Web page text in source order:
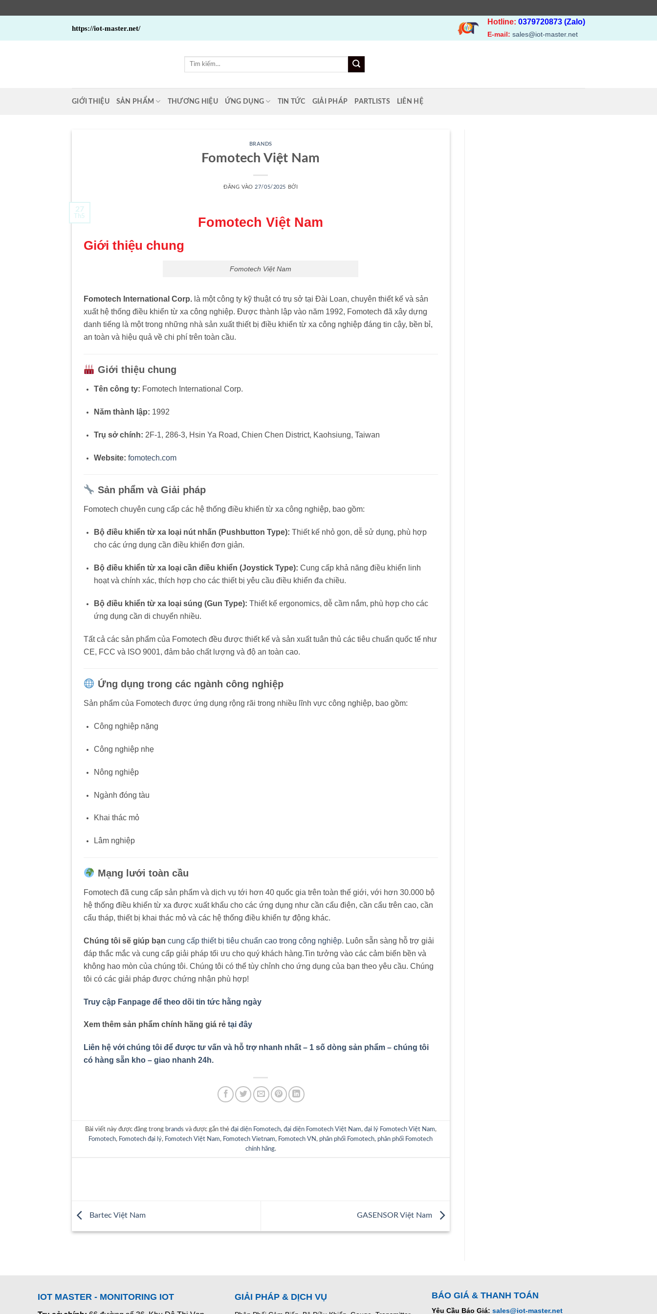
https://iot-master.net/
Hotline: 0379720873 (Zalo)
E-mail: sales@iot-master.net
Tìm
GIỚI THIỆU SẢN PHẨM THƯƠNG HIỆU ỨNG DỤNG TIN TỨC GIẢI PHÁP PARTLISTS LIÊN HỆ
BRANDS
Fomotech Việt Nam
ĐĂNG VÀO 27/05/2025 BỞI
27
Th5 Fomotech Việt Nam
Giới thiệu chung
Fomotech Việt Nam
Fomotech International Corp. là một công ty kỹ thuật có trụ sở tại Đài Loan, chuyên thiết kế và sản
xuất hệ thống điều khiển từ xa công nghiệp. Được thành lập vào năm 1992, Fomotech đã xây dựng
danh tiếng là một trong những nhà sản xuất thiết bị điều khiển từ xa công nghiệp đáng tin cậy, bền bỉ,
an toàn và hiệu quả về chi phí trên toàn cầu.
Giới thiệu chung
Tên công ty: Fomotech International Corp.
Năm thành lập: 1992
Trụ sở chính: 2F-1, 286-3, Hsin Ya Road, Chien Chen District, Kaohsiung, Taiwan
Website: fomotech.com
Sản phẩm và Giải pháp
Fomotech chuyên cung cấp các hệ thống điều khiển từ xa công nghiệp, bao gồm:
Bộ điều khiển từ xa loại nút nhấn (Pushbutton Type): Thiết kế nhỏ gọn, dễ sử dụng, phù hợp
cho các ứng dụng cần điều khiển đơn giản.
Bộ điều khiển từ xa loại cần điều khiển (Joystick Type): Cung cấp khả năng điều khiển linh
hoạt và chính xác, thích hợp cho các thiết bị yêu cầu điều khiển đa chiều.
Bộ điều khiển từ xa loại súng (Gun Type): Thiết kế ergonomics, dễ cầm nắm, phù hợp cho các
ứng dụng cần di chuyển nhiều.
Tất cả các sản phẩm của Fomotech đều được thiết kế và sản xuất tuân thủ các tiêu chuẩn quốc tế như
CE, FCC và ISO 9001, đảm bảo chất lượng và độ an toàn cao.
Ứng dụng trong các ngành công nghiệp
Sản phẩm của Fomotech được ứng dụng rộng rãi trong nhiều lĩnh vực công nghiệp, bao gồm:
Công nghiệp nặng
Công nghiệp nhẹ
Nông nghiệp
Ngành đóng tàu
Khai thác mỏ
Lâm nghiệp
Mạng lưới toàn cầu
Fomotech đã cung cấp sản phẩm và dịch vụ tới hơn 40 quốc gia trên toàn thế giới, với hơn 30.000 bộ
hệ thống điều khiển từ xa được xuất khẩu cho các ứng dụng như cần cẩu điện, cần cẩu trên cao, cần
cẩu tháp, thiết bị khai thác mỏ và các hệ thống điều khiển tự động khác.
Chúng tôi sẽ giúp bạn cung cấp thiết bị tiêu chuẩn cao trong công nghiệp. Luôn sẵn sàng hỗ trợ giải
đáp thắc mắc và cung cấp giải pháp tối ưu cho quý khách hàng.Tin tưởng vào các cảm biến bền và
không hao mòn của chúng tôi. Chúng tôi có thể tùy chỉnh cho ứng dụng của bạn theo yêu cầu. Chúng
tôi có các giải pháp được chứng nhận phù hợp!
Truy cập Fanpage để theo dõi tin tức hằng ngày
Xem thêm sản phẩm chính hãng giá rẻ tại đây
Liên hệ với chúng tôi để được tư vấn và hỗ trợ nhanh nhất – 1 số dòng sản phẩm – chúng tôi
có hàng sẵn kho – giao nhanh 24h.
Bài viết này được đăng trong brands và được gắn thẻ đại diện Fomotech, đại diện Fomotech Việt Nam, đại lý Fomotech Việt Nam,
Fomotech, Fomotech đại lý, Fomotech Việt Nam, Fomotech Vietnam, Fomotech VN , phân phối Fomotech, phân phối Fomotech
chính hãng.
Bartec Việt Nam GASENSOR Việt Nam
IOT MASTER - MONITORING IOT GIẢI PHÁP & DỊCH VỤ BÁO GIÁ & THANH TOÁN
Yêu Cầu Báo Giá: sales@iot-master.net